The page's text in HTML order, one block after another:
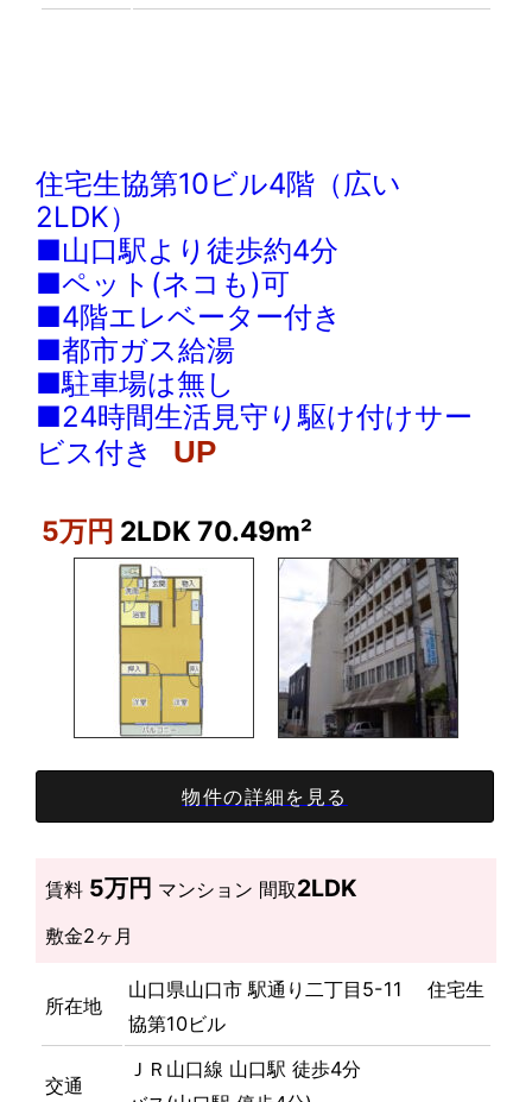
住宅生協第10ビル4階（広い
2LDK）
■山口駅より徒歩約4分
■ペット(ネコも)可
■4階エレベーター付き
■都市ガス給湯
■駐車場は無し
■24時間生活見守り駆け付けサー
ビス付き
UP
5万円 2LDK 70.49m²
物件の詳細を見る
賃料 5万円 マンション 間取2LDK
敷金2ヶ月
所在地
山口県山口市 駅通り二丁目5-11 住宅生
協第10ビル
交通
ＪＲ山口線 山口駅 徒歩4分